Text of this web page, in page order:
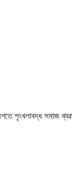
লগতে শৃংখলাবদ্ধ সমাজ